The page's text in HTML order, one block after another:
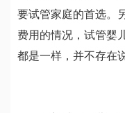
要试管家庭的首选。
费用的情况，试管婴
都是一样，并不存在